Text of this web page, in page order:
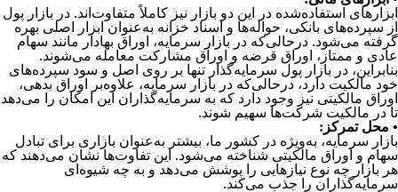
ابزارهای استفاده‌شده در این دو بازار نیز کاملاً متفاوت‌اند. در بازار پول
از سپرده‌های بانکی، حواله‌ها و اسناد خزانه به‌عنوان ابزار اصلی بهره
گرفته می‌شود. در‌حالی‌که در بازار سرمایه، اوراق بهادار مانند سهام
عادی و ممتاز، اوراق قرضه و اوراق مشارکت معامله می‌شوند.
بنابراین، در بازار پول سرمایه‌گذار تنها بر روی اصل و سود سپرده‌های
خود مالکیت دارد، در‌حالی‌که در بازار سرمایه، علاوه‌بر اوراق بدهی،
اوراق مالکیتی نیز وجود دارد که به سرمایه‌گذاران این امکان را می‌دهد
تا در مالکیت شرکت‌ها سهیم شوند.
• محل تمرکز:
بازار سرمایه، به‌ویژه در کشور ما، بیشتر به‌عنوان بازاری برای تبادل
سهام و اوراق مالکیتی شناخته می‌شود. این تفاوت‌ها نشان می‌دهند که
هر بازار چه نوع نیازهایی را پوشش می‌دهد و به چه شیوه‌ای
سرمایه‌گذاران را جذب می‌کند.